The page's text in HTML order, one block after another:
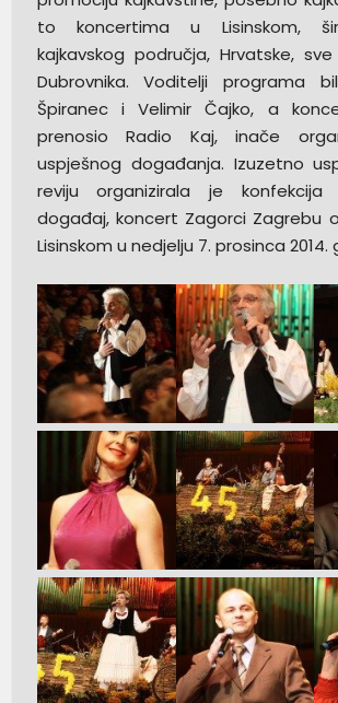
to koncertima u Lisinskom,
kajkavskog područja, Hrvatske,
Dubrovnika. Voditelji programa
Špiranec i Velimir Čajko, a
prenosio Radio Kaj, inače
uspješnog događanja. Izuzetno
reviju organizirala je konfekcija
događaj, koncert Zagorci Zagrebu
Lisinskom u nedjelju 7. prosinca 2014.